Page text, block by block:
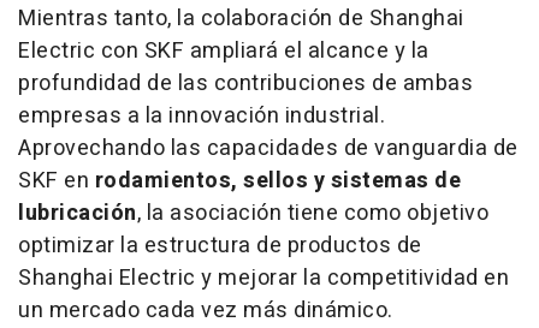
Mientras tanto, la colaboración de Shanghai
Electric con SKF ampliará el alcance y la
profundidad de las contribuciones de ambas
empresas a la innovación industrial.
Aprovechando las capacidades de vanguardia de
SKF en rodamientos, sellos y sistemas de
lubricación, la asociación tiene como objetivo
optimizar la estructura de productos de
Shanghai Electric y mejorar la competitividad en
un mercado cada vez más dinámico.